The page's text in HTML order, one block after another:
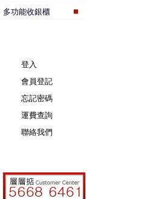
多功能收銀櫃
登入
會員登記
忘記密碼
運費查詢
聯絡我們